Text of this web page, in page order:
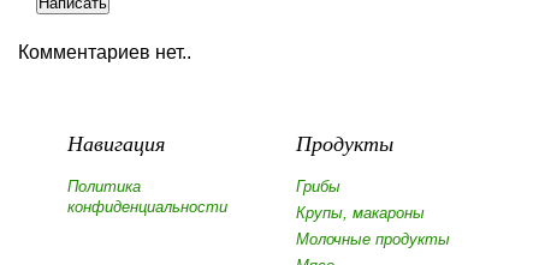
Комментариев нет..
Навигация
Политика
конфиденциальности
Продукты
Грибы
Крупы, макароны
Молочные продукты